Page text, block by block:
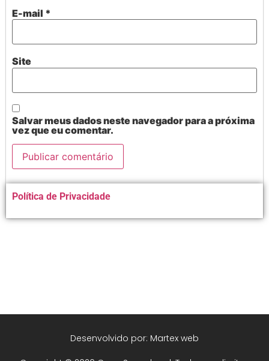
E-mail *
Site
Salvar meus dados neste navegador para a próxima
vez que eu comentar.
Alternative:
Política de Privacidade
Desenvolvido por: Martex web